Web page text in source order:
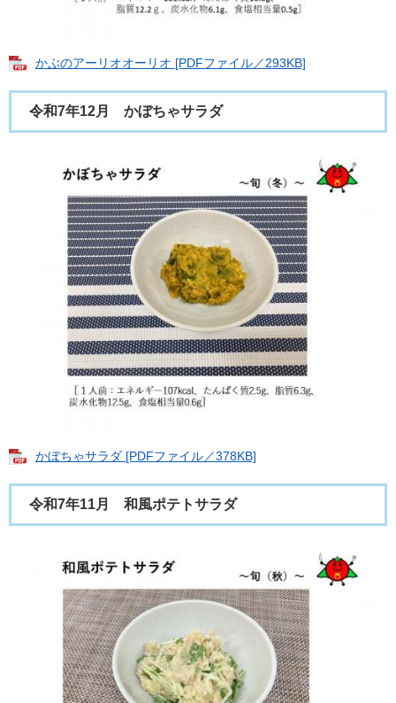
かぶのアーリオオーリオ [PDFファイル／293KB]
令和7年12月 かぼちゃサラダ
かぼちゃサラダ [PDFファイル／378KB]
令和7年11月 和風ポテトサラダ